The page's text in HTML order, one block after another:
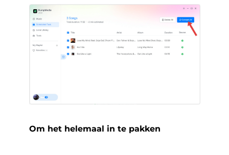
Om het helemaal in te pakken